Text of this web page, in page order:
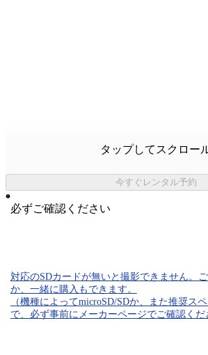
タップしてスクロー
今すぐレンタル予約
必ずご確認ください
対応のSDカードが無いと 撮影できません。
か、一緒に購入もできます。
（機種によってmicroSD/SDか、また推奨ス
で、必ず事前にメーカーページでご確認くだ